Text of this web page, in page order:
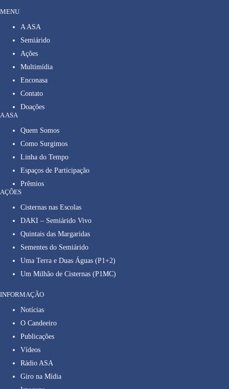
MENU
A ASA
Semiárido
Ações
Multimídia
Enconasa
Contato
Doações
A ASA
Quem Somos
Como Surgimos
Linha do Tempo
Espaços de Participação
Prêmios
AÇÕES
Cisternas nas Escolas
DAKI – Semiárido Vivo
Quintais das Margaridas
Sementes do Semiárido
Uma Terra e Duas Águas (P1+2)
Um Milhão de Cisternas (P1MC)
INFORMAÇÃO
Notícias
O Candeeiro
Publicações
Vídeos
Rádio ASA
Giro na Mídia